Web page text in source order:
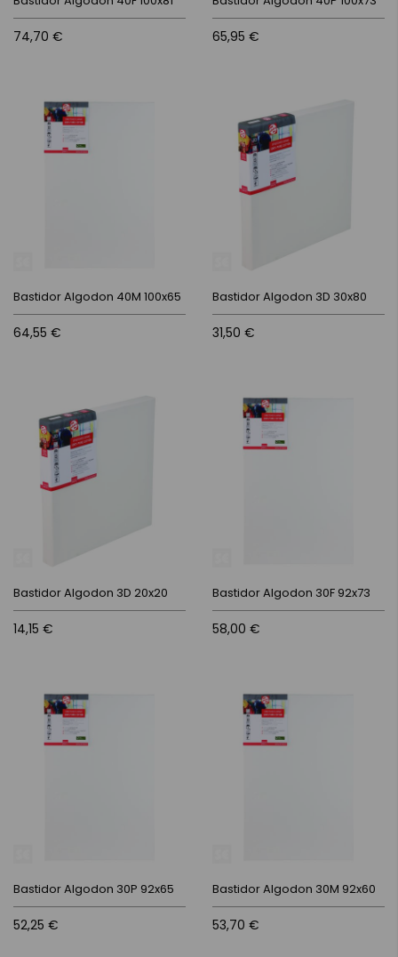
74,70 € 65,95 €
Bastidor Algodon 40M 100x65
64,55 €
Bastidor Algodon 3D 30x80
31,50 €
Bastidor Algodon 3D 20x20
14,15 €
Bastidor Algodon 30F 92x73
58,00 €
Bastidor Algodon 30P 92x65
52,25 €
Bastidor Algodon 30M 92x60
53,70 €